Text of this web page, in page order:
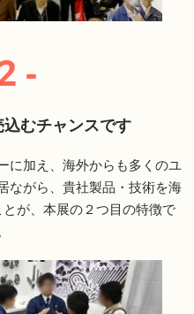
-
むチャンスです
に加え、海外からも多くのユ
ながら、貴社製品・技術を海
が、本展の２つ目の特徴で